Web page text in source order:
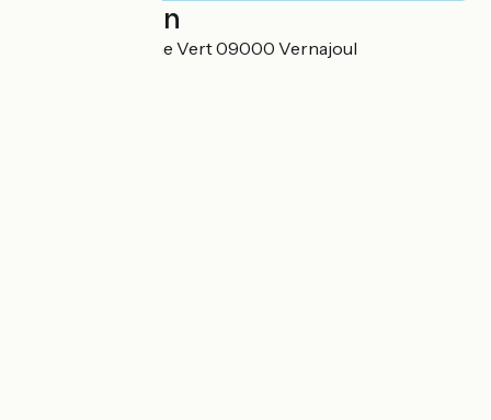
Localisation
1 Chemin du Chêne Vert 09000 Vernajoul